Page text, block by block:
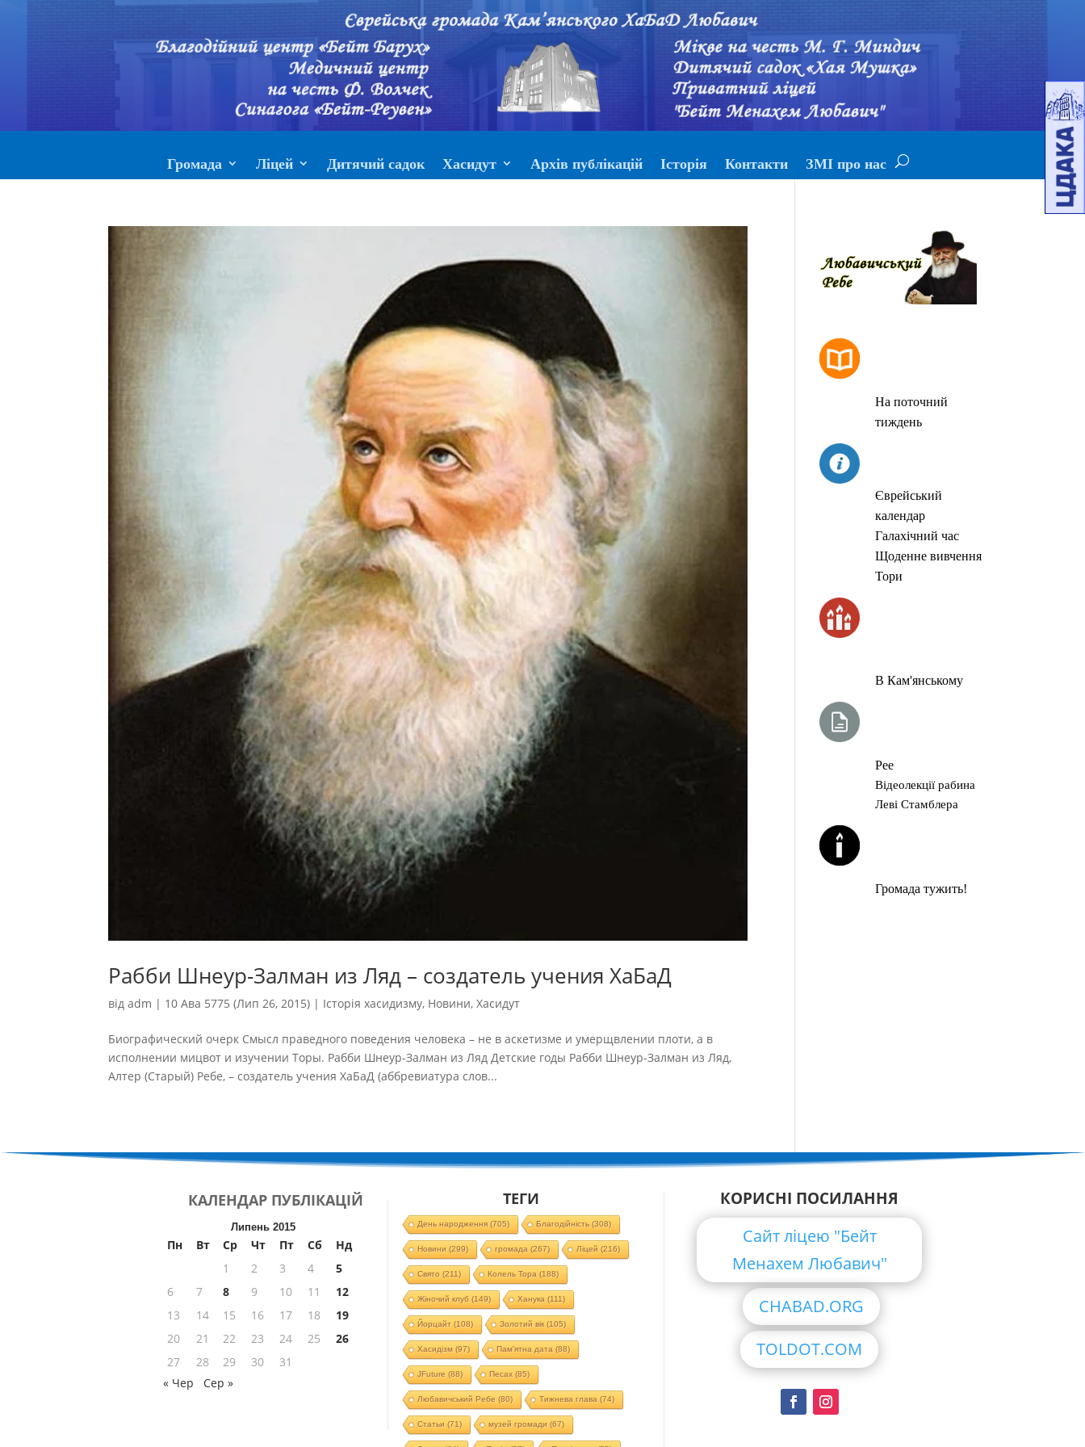
Громада Ліцей Дитячий садок Хасидут Архів публікацій Історія Контакти ЗМІ про нас
Рабби Шнеур-Залман из Ляд – создатель учения ХаБаД
відadm | 10 Ава 5775 (Лип 26, 2015) | Історія хасидизму, Новини,Хасидут
Биографический очерк Смысл праведного поведения человека – не в аскетизме и умерщвлении плоти, а в
исполнении мицвот и изучении Торы. Рабби Шнеур-Залман из Ляд Детские годы Рабби Шнеур-Залман из Ляд,
Алтер (Старый) Ребе, – создатель учения ХаБаД (аббревиатура слов...
На поточний
тиждень
Єврейський
календар
Галахічний час
Щоденне вивчення
Тори
В Кам'янському
Рее
Відеолекції рабина
Леві Стамблера
Громада тужить!
КАЛЕНДАР ПУБЛІКАЦІЙ
Липень 2015
Пн Вт Ср Чт Пт Сб
Нд
1
2 3 4
5
6
7 8 9 10 11
12
13
14 15 16 17 18
19
20
21 22 23 24 25
26
27
28 29 30
31
« Чер
Сер »
ТЕГИ
День народження(705) Благодійність (308)
Новини (299) громада (267) Ліцей (216)
Свято (211) Колель Тора (188)
Жіночий клуб (149) Ханука (111)
Йорцайт (108) Золотий вік(105)
Хасидізм (97) Пам'ятна дата (88)
JFuture (88) Песах(85)
Любавичський Ребе (80) Тижнева глава (74)
Статьи (71) музей громади (67)
КОРИСНІ ПОСИЛАННЯ
Сайт ліцею "Бейт
Менахем Любавич"
CHABAD.ORG
TOLDOT.COM